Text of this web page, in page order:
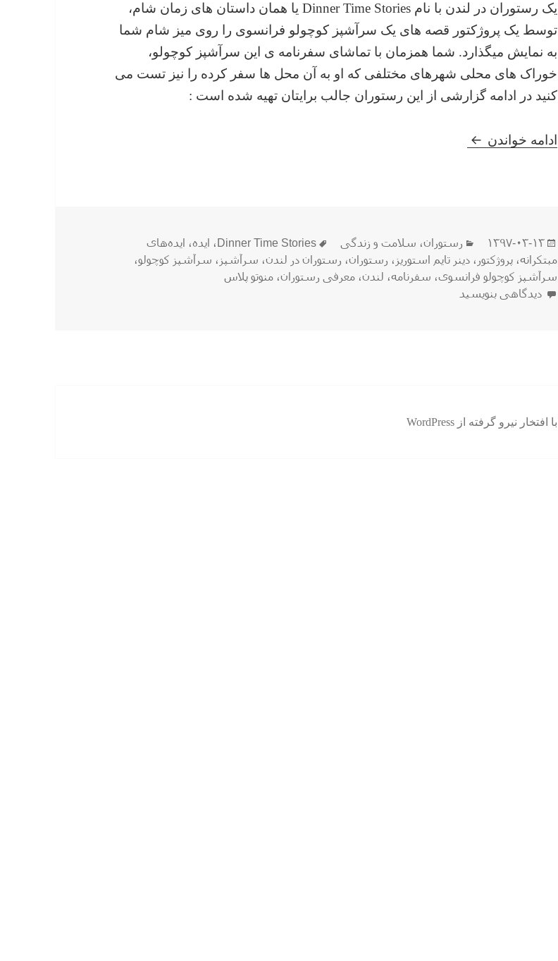
یک رستوران در لندن با نام Dinner Time Stories یا همان داستان های زمان شام،
توسط یک پروژکتور قصه های یک سرآشپز کوچولو فرانسوی را روی میز شام شما
به نمایش میگذارد. شما همزمان با تماشای سفرنامه ی این سرآشپز کوچولو،
خوراک های محلی شهرهای مختلفی که او به آن محل ها سفر کرده را نیز تست می
کنید در ادامه گزارشی از این رستوران جالب برایتان تهیه شده است :
ادامه خواندن در رستوران Dinner Time Stories با یک سرآشپز کوچولو فرانسوی هم سفر شوید !
ارسال
شده
در
۱۳۹۷-۰۳-۱۳ دسته‌ها
رستوران، سلامت و زندگی برچسب‌ها
Dinner Time Stories ، ایده، ایده‌های
مبتکرانه،پروژکتور ،دینر تایم استوریز ، رستوران، رستوران در لندن، سرآشپز ، سرآشپز کوچولو،
سرآشپز کوچولو فرانسوی، سفرنامه، لندن،معرفی رستوران،منوتو پلاس
برای در رستوران Dinner Time Stories با یک سرآشپز کوچولو فرانسوی هم سفر شوید !
دیدگاهی بنویسید
با افتخار نیرو گرفته از WordPress